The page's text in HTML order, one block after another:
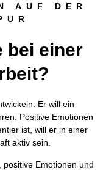
AUF DER
bei einer
Er will ein
Positive Emotionen
ist, will er in einer
aktiv sein.
Emotionen und